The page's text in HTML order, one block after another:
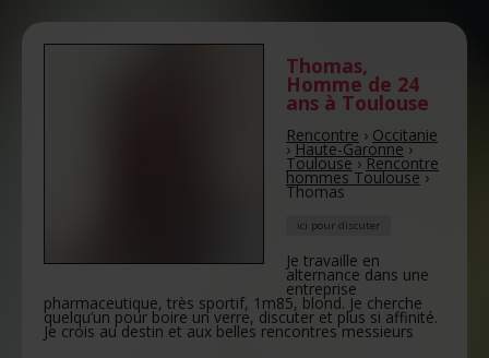
Thomas,
Homme de 24
ans à Toulouse
Rencontre › Occitanie
›Haute-Garonne›
Toulouse›Rencontre
hommes Toulouse›
Thomas
ici pour discuter
Je travaille en
alternance dans une
entreprise
pharmaceutique, très sportif, 1m85, blond. Je cherche
quelqu’un pour boire un verre, discuter et plus si affinité.
Je crois au destin et aux belles rencontres messieurs